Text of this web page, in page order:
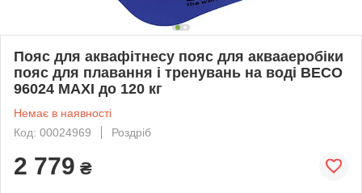
Пояс для аквафітнесу пояс для аквааеробіки
пояс для плавання і тренувань на воді BECO
96024 MAXI до 120 кг
Немає в наявності
Код: 00024969
Роздріб
2 779 ₴